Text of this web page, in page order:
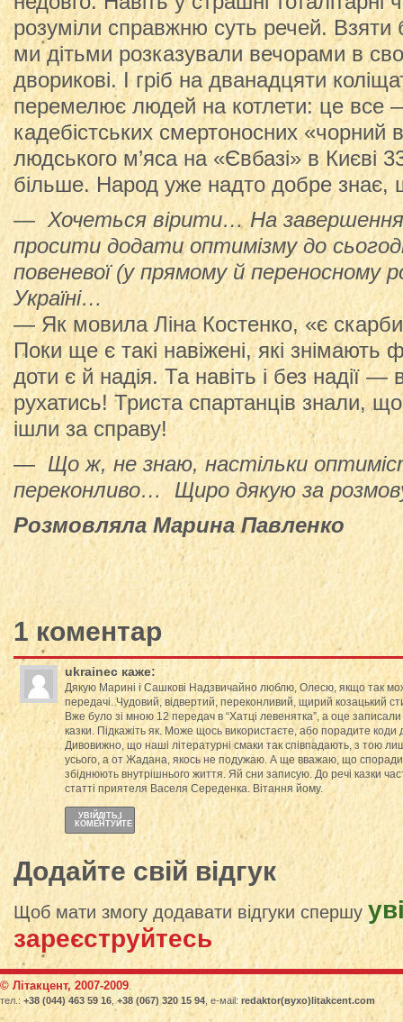
розуміли справжню суть речей. Взяти
ми дітьми розказували вечорами в
дворикові. І гріб на дванадцяти
перемелює людей на котлети: це все
кадебістських смертоносних «чорний
людського м’яса на «Євбазі» в
більше. Народ уже надто добре знає,
— Хочеться вірити… На завершення
просити додати оптимізму до
повеневої (у прямому й переносному
Україні…
— Як мовила Ліна Костенко, «є
Поки ще є такі навіжені, які знімають
доти є й надія. Та навіть і без надії —
рухатись! Триста спартанців знали,
ішли за справу!
— Що ж, не знаю, настільки
переконливо… Щиро дякую за
Розмовляла Марина Павленко
1 коментар
ukrainec каже:
Дякую Марині і Сашкові Надзвичайно люблю, Олесю, якщо так
передачі. Чудовий, відвертий, переконливий, щирий козацький
Вже було зі мною 12 передач в “Хатці левенятка”, а оце
казки. Підкажіть як. Може щось використаєте, або порадите коди
Дивовижно, що наші літературні смаки так співпадають, з тою
усього, а от Жадана, якось не подужаю. А ще вважаю, що
збіднюють внутрішнього життя. Яй сни записую. До речі казки
статті приятеля Васеля Середенка. Вітання йому.
УВІЙДІТЬ І
КОМЕНТУЙТЕ
Додайте свій відгук
Щоб мати змогу додавати відгуки спершу
зареєструйтесь
© Літакцент, 2007-2009
тел.: +38 (044) 463 59 16 ,+38 (067) 320 15 94 , е-маіl: redaktor(вухо)litakcent.com